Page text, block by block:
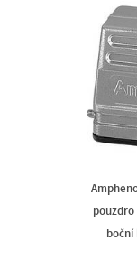
boční